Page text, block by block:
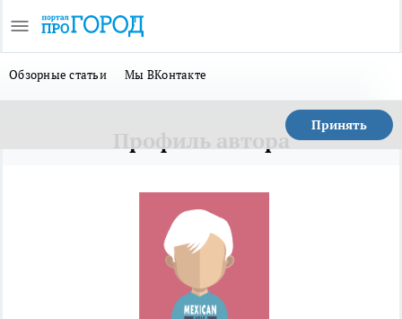
Обзорные статьи Мы ВКонтакте
Принять
Профиль автора